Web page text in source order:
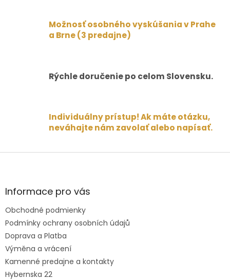
r
v
k
p
Možnosť osobného vyskúšania v Prahe
a Brne (3 predajne)
Rýchle doručenie po celom Slovensku.
Individuálny prístup! Ak máte otázku,
neváhajte nám zavolať alebo napísať.
Z
ä
e
Informace pro vás
Obchodné podmienky
Podmínky ochrany osobních údajů
Doprava a Platba
Výměna a vrácení
Kamenné predajne a kontakty
Hybernska 22